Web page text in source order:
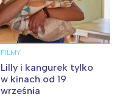
FILMY
Lilly i kangurek tylko
w kinach od 19
września